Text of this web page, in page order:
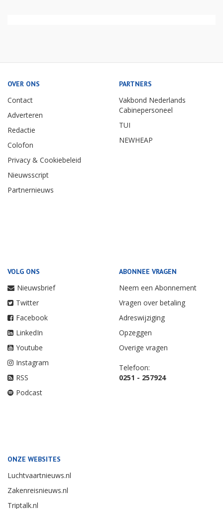
OVER ONS
Contact
Adverteren
Redactie
Colofon
Privacy & Cookiebeleid
Nieuwsscript
Partnernieuws
PARTNERS
Vakbond Nederlands
Cabinepersoneel
TUI
NEWHEAP
VOLG ONS
Nieuwsbrief
Twitter
Facebook
LinkedIn
Youtube
Instagram
RSS
Podcast
ABONNEE VRAGEN
Neem een Abonnement
Vragen over betaling
Adreswijziging
Opzeggen
Overige vragen
Telefoon:
0251 - 257924
ONZE WEBSITES
Luchtvaartnieuws.nl
Zakenreisnieuws.nl
Triptalk.nl